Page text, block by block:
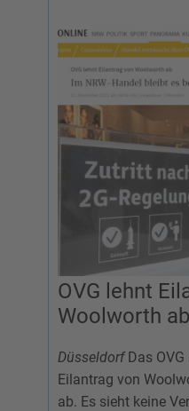
OVG lehnt
Woolworth ab
DüsseldorfDas OVG
Eilantrag von
ab. Es sieht keine